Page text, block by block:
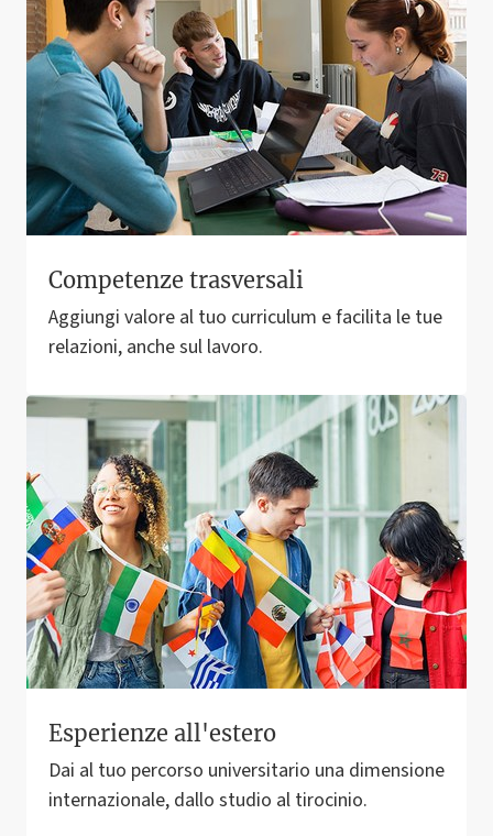
Competenze trasversali
Aggiungi valore al tuo curriculum e facilita le tue
relazioni, anche sul lavoro.
Esperienze all'estero
Dai al tuo percorso universitario una dimensione
internazionale, dallo studio al tirocinio.